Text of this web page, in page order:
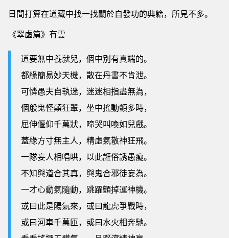
日間打算在道藏中找一找關於自發功的典籍，所見不多。
《翠虛篇》有雲
道要無中養就兒，個中別有真端的。
都緣簡易妙天機，散在丹書不肯泄。
可憐愚夫自執迷，迷迷相指盡無為，
個般鬼怪顛狂輩，坐中搖動顫多時，
屈伸偃仰千萬狀，啼哭叫喚如兒戲。
蓋緣方寸無主人，精虛氣散神狂飛。
一隊妄人相唱哄，以此誑俗誘愚癡。
不知與道合其真，與鬼合邪徒妄為。
一才心動氣隨動，跳躍顫掉運神機。
或曰此是陽氣來，或曰龍虎爭戰時，
或曰河車千萬匝，或曰水火相奔馳。